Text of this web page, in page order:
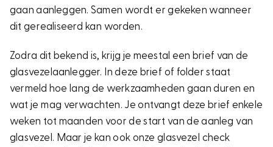
gaan aanleggen. Samen wordt er gekeken wanneer
dit gerealiseerd kan worden.
Zodra dit bekend is, krijg je meestal een brief van de
glasvezelaanlegger. In deze brief of folder staat
vermeld hoe lang de werkzaamheden gaan duren en
wat je mag verwachten. Je ontvangt deze brief enkele
weken tot maanden voor de start van de aanleg van
glasvezel. Maar je kan ook onze glasvezel check